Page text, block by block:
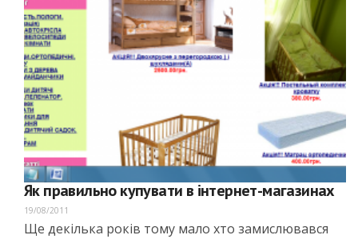
Як правильно купувати в інтернет-магазинах
19/08/2011
Ще декілька років тому мало хто замислювався